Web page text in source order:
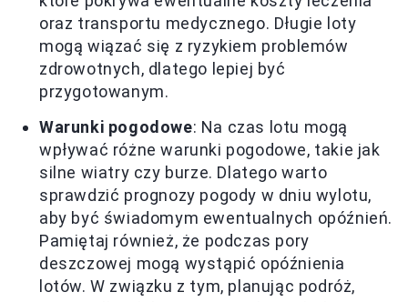
oraz transportu medycznego. Długie loty
mogą wiązać się z ryzykiem problemów
zdrowotnych, dlatego lepiej być
przygotowanym.
Warunki pogodowe: Na czas lotu mogą
wpływać różne warunki pogodowe, takie jak
silne wiatry czy burze. Dlatego warto
sprawdzić prognozy pogody w dniu wylotu,
aby być świadomym ewentualnych opóźnień.
Pamiętaj również, że podczas pory
deszczowej mogą wystąpić opóźnienia
lotów. W związku z tym, planując podróż,